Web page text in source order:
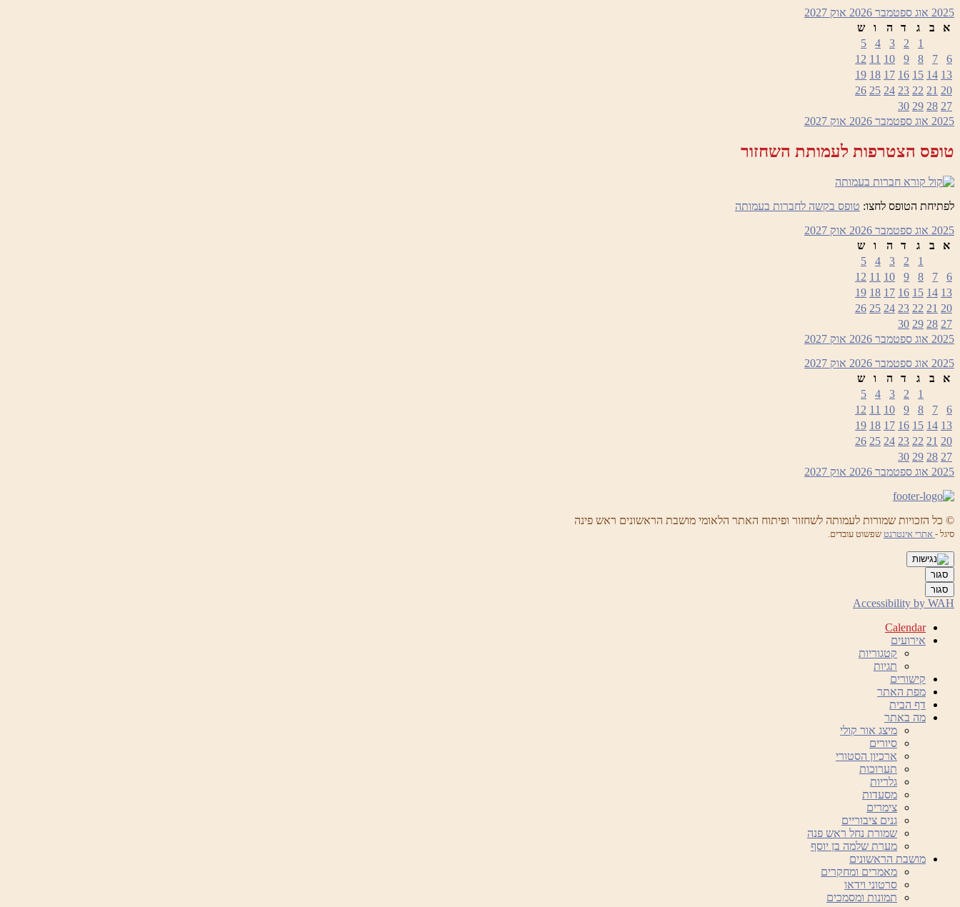
2025 אוג ספטמבר 2026 אוק 2027
א
ב ג ד ה ו
ש
1
2
3
4
5
6
7
8
9
10
11
12
13
14
15
16
17
18
19
20
21
22
23
24
25
26
27
28
29
30
2025 אוג ספטמבר 2026 אוק 2027
טופס הצטרפות לעמותת השחזור
לפתיחת הטופס לחצו: טופס בקשה לחברות בעמותה
2025 אוג ספטמבר 2026 אוק 2027
א
ב ג ד ה ו
ש
1
2
3
4
5
6
7
8
9
10
11
12
13
14
15
16
17
18
19
20
21
22
23
24
25
26
27
28
29
30
2025 אוג ספטמבר 2026 אוק 2027
2025 אוג ספטמבר 2026 אוק 2027
א
ב ג ד ה ו
ש
1
2
3
4
5
6
7
8
9
10
11
12
13
14
15
16
17
18
19
20
21
22
23
24
25
26
27
28
29
30
2025 אוג ספטמבר 2026 אוק 2027
© כל הזכויות שמורות לעמותה לשחזור ופיתוח האתר הלאומי מושבת הראשונים ראש פינה
סיגל - אתרי אינטרנט שפשוט עובדים.
סגור
סגור
Accessibility by WAH
Calendar
אירועים
קטגוריות
תגיות
קישורים
מפת האתר
דף הבית
מה באתר
מיצג אור קולי
סיורים
ארכיון הסטורי
תערוכות
גלריות
מסעדות
צימרים
גנים ציבוריים
שמורת נחל ראש פנה
מערת שלמה בן יוסף
מושבת הראשונים
מאמרים ומחקרים
סרטוני וידאו
תמונות ומסמכים